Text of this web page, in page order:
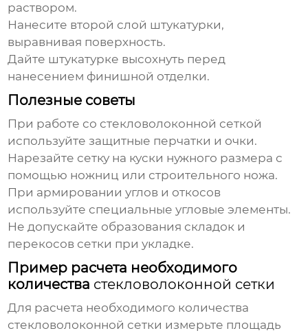
раствором.
Нанесите второй слой штукатурки,
выравнивая поверхность.
Дайте штукатурке высохнуть перед
нанесением финишной отделки.
Полезные советы
При работе со стекловолоконной сеткой
используйте защитные перчатки и очки.
Нарезайте сетку на куски нужного размера с
помощью ножниц или строительного ножа.
При армировании углов и откосов
используйте специальные угловые элементы.
Не допускайте образования складок и
перекосов сетки при укладке.
Пример расчета необходимого
количества стекловолоконной сетки
Для расчета необходимого количества
стекловолоконной сетки измерьте площадь